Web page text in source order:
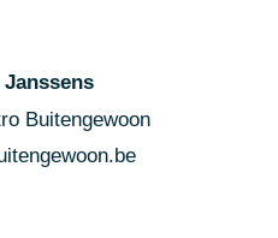
Buitengewoon